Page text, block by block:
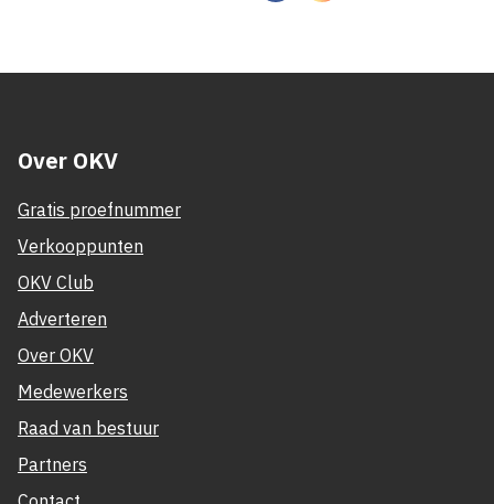
Over OKV
Gratis proefnummer
Verkooppunten
OKV Club
Adverteren
Over OKV
Medewerkers
Raad van bestuur
Partners